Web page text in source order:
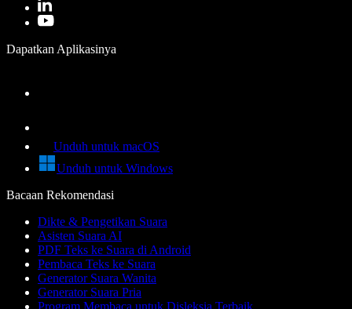
Dapatkan Aplikasinya
Unduh untuk macOS
Unduh untuk Windows
Bacaan Rekomendasi
Dikte & Pengetikan Suara
Asisten Suara AI
PDF Teks ke Suara di Android
Pembaca Teks ke Suara
Generator Suara Wanita
Generator Suara Pria
Program Membaca untuk Disleksia Terbaik